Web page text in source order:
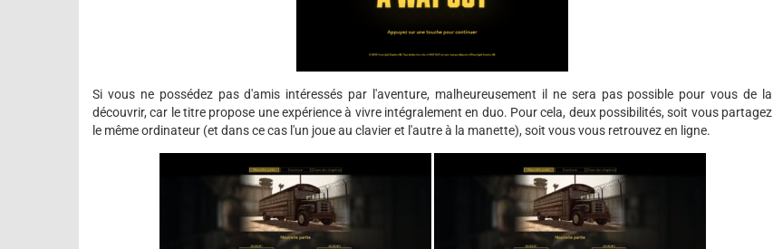
Si vous ne possédez pas d'amis intéressés par l'aventure, malheureusement il ne sera pas possible pour vous de la
découvrir, car le titre propose une expérience à vivre intégralement en duo. Pour cela, deux possibilités, soit vous partagez
le même ordinateur (et dans ce cas l'un joue au clavier et l'autre à la manette), soit vous vous retrouvez en ligne.